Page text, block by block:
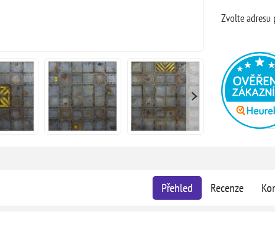
Zvolte adresu
Přehled Recenze